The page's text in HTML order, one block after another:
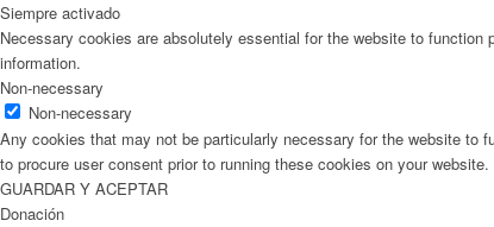
Siempre activado
Necessary cookies are absolutely essential for the website to
information.
Non-necessary
Non-necessary
Any cookies that may not be particularly necessary for the website to
to procure user consent prior to running these cookies on your website.
GUARDAR Y ACEPTAR
Donación